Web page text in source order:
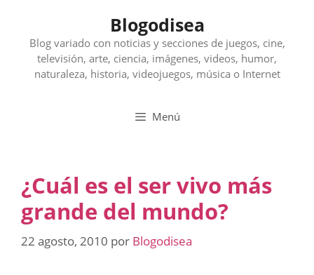
contenido
Blogodisea
Blog variado con noticias y secciones de juegos, cine,
televisión, arte, ciencia, imágenes, videos, humor,
naturaleza, historia, videojuegos, música o Internet
Menú
¿Cuál es el ser vivo más
grande del mundo?
22 agosto, 2010 por Blogodisea